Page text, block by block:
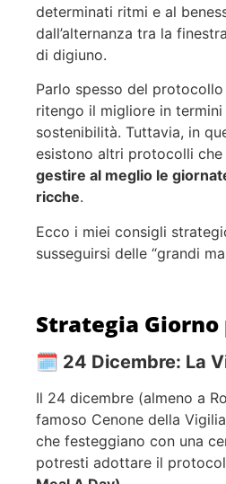
determinati ritmi e al
dall’alternanza tra la
di digiuno.
Parlo spesso del protocollo
ritengo il migliore in termini
sostenibilità. Tuttavia, in
esistono altri protocolli
gestire al meglio le
ricche.
Ecco i miei consigli
susseguirsi delle “grandi
Strategia Giorno
🗓️ 24 Dicembre: La
Il 24 dicembre (almeno a
famoso Cenone della
che festeggiano con una
potresti adottare il